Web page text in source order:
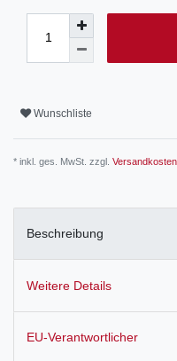
Wunschliste
* inkl. ges. MwSt. zzgl. Versandkosten
Beschreibung
Weitere Details
EU-Verantwortlicher